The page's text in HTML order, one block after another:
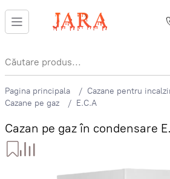
Pagina principala
Cazane pentru
Cazane pe gaz
E.C.A
Cazan pe gaz în condensare